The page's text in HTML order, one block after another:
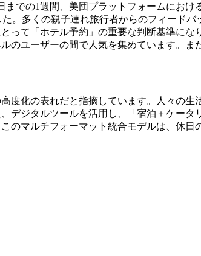
での1週間、美団プラットフォームにお
。多くの親子連れ旅行者からのフィード
て「ホテル予約」の重要な判断基準にな
ユーザーの間で人気を集めています。
化の表れだと指摘しています。人々の生
ジタルツールを活用し、「宿泊＋ケータ
マルチフォーマット統合モデルは、休